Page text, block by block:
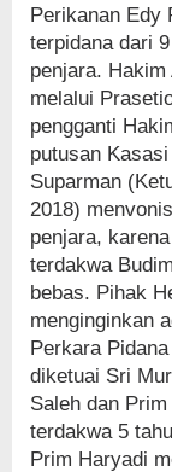
Perikanan Edy
terpidana dari
penjara.
melalui
pengganti
putusan
Suparman
2018)
penjara,
terdakwa
bebas. Pihak
menginginkan
Perkara
diketuai Sri
Saleh dan
terdakwa 5
Prim Haryadi